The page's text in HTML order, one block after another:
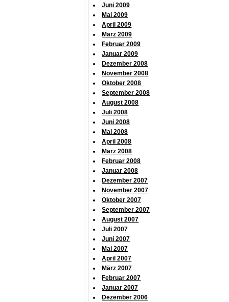
Juni 2009
Mai 2009
April 2009
März 2009
Februar 2009
Januar 2009
Dezember 2008
November 2008
Oktober 2008
September 2008
August 2008
Juli 2008
Juni 2008
Mai 2008
April 2008
März 2008
Februar 2008
Januar 2008
Dezember 2007
November 2007
Oktober 2007
September 2007
August 2007
Juli 2007
Juni 2007
Mai 2007
April 2007
März 2007
Februar 2007
Januar 2007
Dezember 2006